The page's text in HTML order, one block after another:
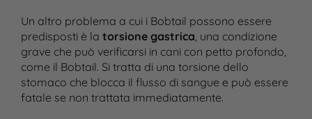
Un altro problema a cui i Bobtail possono essere
predisposti è la torsione gastrica, una condizione
grave che può verificarsi in cani con petto profondo,
come il Bobtail. Si tratta di una torsione dello
stomaco che blocca il flusso di sangue e può essere
fatale se non trattata immediatamente​.